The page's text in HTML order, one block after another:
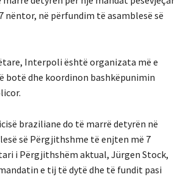
nëntor, në përfundim të asamblesë së
Interpoli është organizata më e
botë dhe koordinon bashkëpunimin
braziliane do të marrë detyrën në
së Përgjithshme të enjten më 7
i Përgjithshëm aktual, Jürgen Stock,
e tij të dytë dhe të fundit pasi